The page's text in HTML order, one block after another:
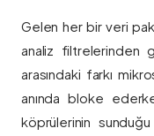
Gelen her bir veri
analiz filtrelerinden
arasındaki farkı
anında bloke
köprülerinin